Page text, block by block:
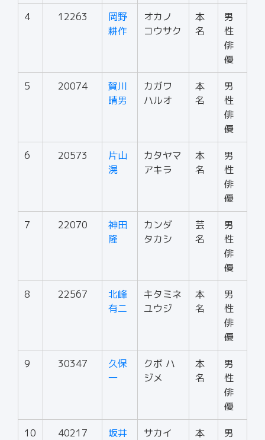
4 12263
岡野
耕作
オカノ
コウサク
本
名
男
性
俳
優
5 20074
賀川
晴男
カガワ
ハルオ
本
名
男
性
俳
優
6 20573
片山
滉
カタヤマ
アキラ
本
名
男
性
俳
優
7 22070
神田
隆
カンダ
タカシ
芸
名
男
性
俳
優
8 22567
北峰
有二
キタミネ
ユウジ
本
名
男
性
俳
優
9 30347
久保
一
クボ ハ
ジメ
本
名
男
性
俳
優
10 40217
坂井
サカイ
本
男